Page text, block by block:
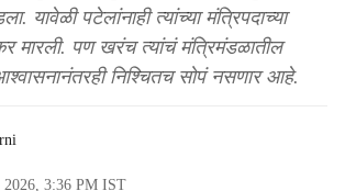
यावेळी पटेलांनाही त्यांच्या मंत्रि‍पदाच्या
मारली. पण खरंच त्यांचं मंत्रिमंडळातील
निश्चितच सोपं नसणार आहे.
2026, 3:36 PM IST